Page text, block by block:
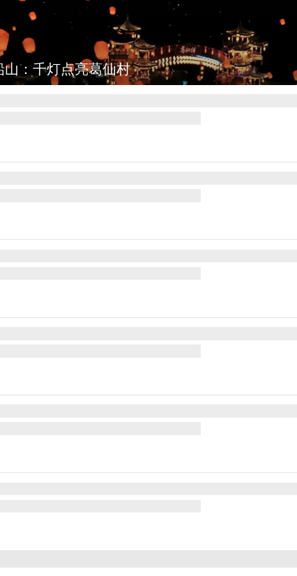
图集
上海：七彩稻田画迎最佳观赏期